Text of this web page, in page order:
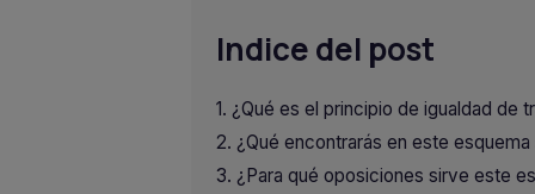
Indice del post
¿Qué es el principio de igualdad de
¿Qué encontrarás en este
¿Para qué oposiciones sirve este